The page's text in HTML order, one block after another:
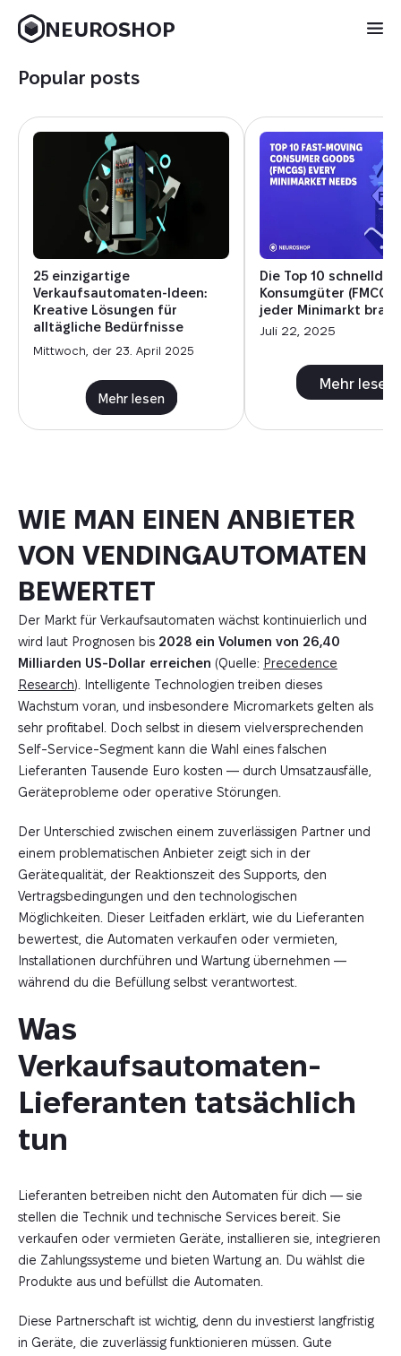
NEUROSHOP
WIE MAN EINEN ANBIETER
VON VENDINGAUTOMATEN
BEWERTET
Der Markt für Verkaufsautomaten wächst kontinuierlich und
wird laut Prognosen bis 2028 ein Volumen von 26,40
Milliarden US-Dollar erreichen (Quelle: Precedence
Research). Intelligente Technologien treiben dieses
Wachstum voran, und insbesondere Micromarkets gelten als
sehr profitabel. Doch selbst in diesem vielversprechenden
Self-Service-Segment kann die Wahl eines falschen
Lieferanten Tausende Euro kosten — durch Umsatzausfälle,
Geräteprobleme oder operative Störungen.
Der Unterschied zwischen einem zuverlässigen Partner und
einem problematischen Anbieter zeigt sich in der
Gerätequalität, der Reaktionszeit des Supports, den
Vertragsbedingungen und den technologischen
Möglichkeiten. Dieser Leitfaden erklärt, wie du Lieferanten
bewertest, die Automaten verkaufen oder vermieten,
Installationen durchführen und Wartung übernehmen —
während du die Befüllung selbst verantwortest.
Was
Verkaufsautomaten-
Lieferanten tatsächlich
tun
Lieferanten betreiben nicht den Automaten für dich — sie
stellen die Technik und technische Services bereit. Sie
verkaufen oder vermieten Geräte, installieren sie, integrieren
die Zahlungssysteme und bieten Wartung an. Du wählst die
Produkte aus und befüllst die Automaten.
Diese Partnerschaft ist wichtig, denn du investierst langfristig
in Geräte, die zuverlässig funktionieren müssen. Gute
Popular posts
25 einzigartige
Verkaufsautomaten-Ideen:
Kreative Lösungen für
alltägliche Bedürfnisse
Mittwoch, der 23. April 2025
Die Top 10
Konsumgüter (FMCG),
jeder Minimarkt
Juli 22, 2025
Mehr lesen